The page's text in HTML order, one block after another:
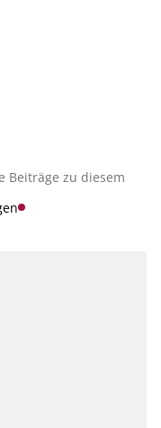
Beiträge zu diesem